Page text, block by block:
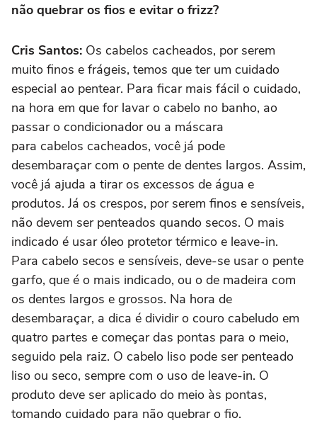
não quebrar os fios e evitar o frizz?
Cris Santos: Os cabelos cacheados, por serem
muito finos e frágeis, temos que ter um cuidado
especial ao pentear. Para ficar mais fácil o cuidado,
na hora em que for lavar o cabelo no banho, ao
passar o condicionador ou a máscara
para cabelos cacheados, você já pode
desembaraçar com o pente de dentes largos. Assim,
você já ajuda a tirar os excessos de água e
produtos. Já os crespos, por serem finos e sensíveis,
não devem ser penteados quando secos. O mais
indicado é usar óleo protetor térmico e leave-in.
Para cabelo secos e sensíveis, deve-se usar o pente
garfo, que é o mais indicado, ou o de madeira com
os dentes largos e grossos. Na hora de
desembaraçar, a dica é dividir o couro cabeludo em
quatro partes e começar das pontas para o meio,
seguido pela raiz. O cabelo liso pode ser penteado
liso ou seco, sempre com o uso de leave-in. O
produto deve ser aplicado do meio às pontas,
tomando cuidado para não quebrar o fio.